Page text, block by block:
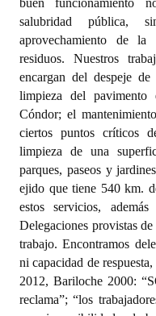
buen funcionamiento
salubridad pública,
aprovechamiento de
residuos. Nuestros
encargan del despeje
limpieza del
Cóndor; el
ciertos puntos críticos
limpieza de una
parques, paseos y
ejido que tiene 540 km.
estos servicios,
Delegaciones provistas
trabajo. Encontramos
ni capacidad de
2012, Bariloche 2000:
reclama”; “los